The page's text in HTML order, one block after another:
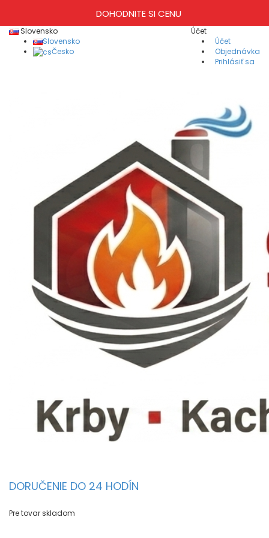
DOHODNITE SI CENU
Účet
Účet
Objednávka
Prihlásiť sa
Slovensko
Slovensko
Česko
DORUČENIE DO 24 HODÍN
Pre tovar skladom